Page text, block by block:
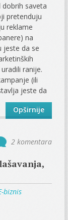
dobrih saveta
pretenduju
reklame
na
jeste da se
ranije.
(ili
jeste da
Opširnije
2 komentara
biznis